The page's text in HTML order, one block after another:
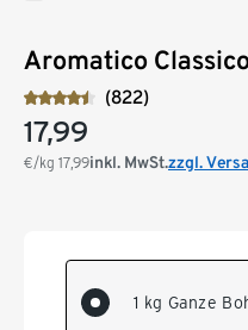
Aromatico
(822)
17,99
€/kg 17,99inkl. MwSt.zzgl.
1 kg Ganze